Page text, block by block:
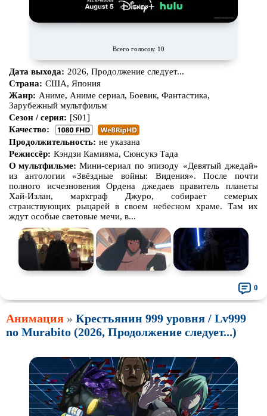
Всего голосов: 10
Дата выхода: 2026, Продолжение следует...
Страна: США, Япония
Жанр: Аниме, Аниме сериал, Боевик, Фантастика,
Зарубежный мультфильм
Сезон / серия: [S01]
Качество:
Продолжительность: не указана
Режиссёр: Кэндзи Камияма, Сюнсукэ Тада
О мультфильме: Мини-сериал по эпизоду «Девятый джедай»
из антологии «Звёздные войны: Видения». После почти
полного исчезновения Ордена джедаев правитель планеты
Хай-Излан, маркграф Джуро, собирает семерых
странствующих рыцарей в своем небесном храме. Там их
ждут особые световые мечи, в...
0
Анимация » Крестьянин 999 уровня / Lv999
no Murabito (2026, Продолжение следует...)